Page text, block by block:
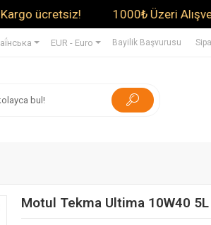
1000₺ Üzeri
EUR - Euro Bayilik Başvurusu
Motul Tekma Ultima 10W40 5L